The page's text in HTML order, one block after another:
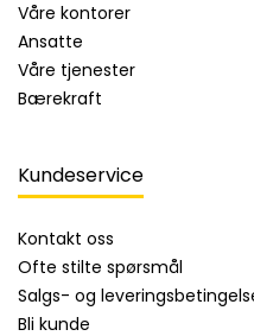
Våre kontorer
Ansatte
Våre tjenester
Bærekraft
Kundeservice
Kontakt oss
Ofte stilte spørsmål
Salgs- og
Bli kunde